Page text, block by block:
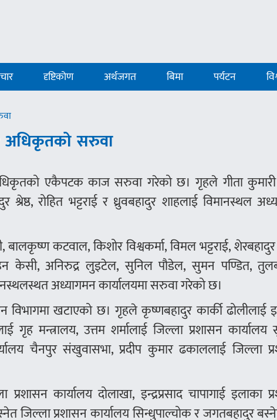
दृष्टिकोण अर्थजगत बिमा पर्यटन
अधिकृतको सरुवा
एकैपटक काज सरुवा गरेको छ। गृहले गीता कुमारी
रोहित भट्टराई र ध्रुवबहादुर शाहलाई विमानस्थल
बालकृष्ण कटवाल, किशोर विश्वकर्मा, विमल भट्टराई,
केसी, अनिरुद्र लुइटेल, सुनिल पौडेल, सुमन पण्डित,
अध्यागमन कार्यालयमा सरुवा गरेको छ।
विभागमा खटाएको छ। गृहले कृष्णबहादुर कार्की ढोलीलाई
गृह मन्त्रालय, उत्तम शर्मालाई जिल्ला प्रशासन कार्यालय
चैनपुर संखुवासभा, प्रदीप कुमार ढकाललाई जिल्ला
कार्यालय दोलाखा, इन्द्रप्रसाद चापागाई इलाका
जिल्ला प्रशासन कार्यालय सिन्धुपाल्चोक र जगतबहादुर